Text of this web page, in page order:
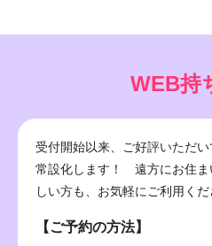
WEB持
受付開始以来、ご好評いただ
常設化します！ 遠方にお住ま
しい方も、お気軽にご利用く
【ご予約の方法】